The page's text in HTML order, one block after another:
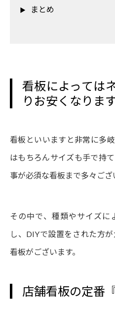
まとめ
看板によっては
りお安くなりま
看板といいますと非常に多
はもちろんサイズも手で持
事が必須な看板まで多々ござ
その中で、種類やサイズに
し、DIYで設置をされた方
看板がございます。
店舗看板の定番